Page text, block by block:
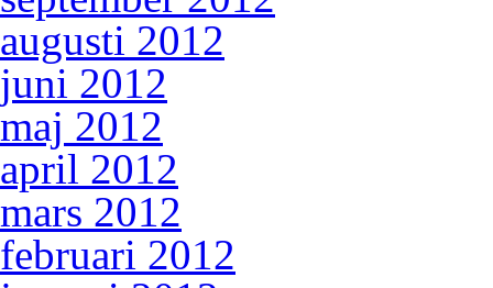
augusti 2012
juni 2012
maj 2012
april 2012
mars 2012
februari 2012